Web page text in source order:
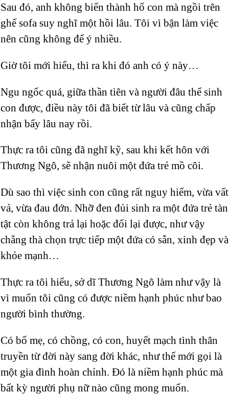
Sau đó, anh không biến thành hổ con mà ngồi trên
ghế sofa suy nghĩ một hồi lâu. Tôi vì bận làm việc
nên cũng không để ý nhiều.
Giờ tôi mới hiểu, thì ra khi đó anh có ý này…
Ngu ngốc quá, giữa thần tiên và người đâu thể sinh
con được, điều này tôi đã biết từ lâu và cũng chấp
nhận bấy lâu nay rồi.
Thực ra tôi cũng đã nghĩ kỹ, sau khi kết hôn với
Thương Ngô, sẽ nhận nuôi một đứa trẻ mồ côi.
Dù sao thì việc sinh con cũng rất nguy hiểm, vừa vất
vả, vừa đau đớn. Nhỡ đen đủi sinh ra một đứa trẻ tàn
tật còn không trả lại hoặc đổi lại được, như vậy
chẳng thà chọn trực tiếp một đứa có sẵn, xinh đẹp và
khỏe mạnh…
Thực ra tôi hiểu, sở dĩ Thương Ngô làm như vậy là
vì muốn tôi cũng có được niềm hạnh phúc như bao
người bình thường.
Có bố mẹ, có chồng, có con, huyết mạch tình thân
truyền từ đời này sang đời khác, như thế mới gọi là
một gia đình hoàn chỉnh. Đó là niềm hạnh phúc mà
bất kỳ người phụ nữ nào cũng mong muốn.